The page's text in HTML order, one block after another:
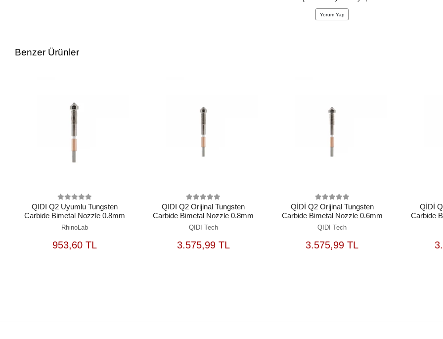
Yorum Yap
Benzer Ürünler
QIDI Q2 Uyumlu Tungsten
Carbide Bimetal Nozzle 0.8mm
RhinoLab
953,60 TLSEPETE
EKLE
QIDI Q2 Orijinal Tungsten
Carbide Bimetal Nozzle 0.8mm
QIDI Tech
3.575,99 TL
SEPETE
EKLE
QİDİ Q2 Orijinal Tungsten
Carbide Bimetal Nozzle 0.6mm
QIDI Tech
3.575,99 TL
SEPETE
EKLE
QİDİ
Carbide